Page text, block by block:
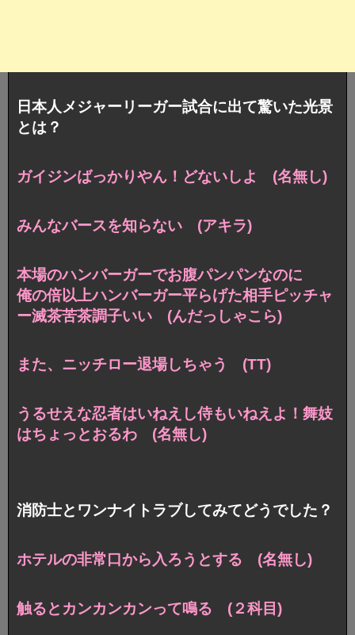
日本人メジャーリーガー試合に出て驚いた光景
とは？
ガイジンばっかりやん！どないしよ (名無し)
みんなバースを知らない (アキラ)
本場のハンバーガーでお腹パンパンなのに
俺の倍以上ハンバーガー平らげた相手ピッチャ
ー滅茶苦茶調子いい (んだっしゃこら)
また、ニッチロー退場しちゃう (TT)
うるせえな忍者はいねえし侍もいねえよ！舞妓
はちょっとおるわ (名無し)
消防士とワンナイトラブしてみてどうでした？
ホテルの非常口から入ろうとする (名無し)
触るとカンカンカンって鳴る (２科目)